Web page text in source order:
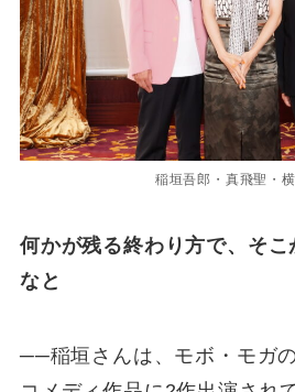
稲垣吾郎・真飛聖・
何かが残る終わり方で、そ
なと
──稲垣さんは、モボ・モガ